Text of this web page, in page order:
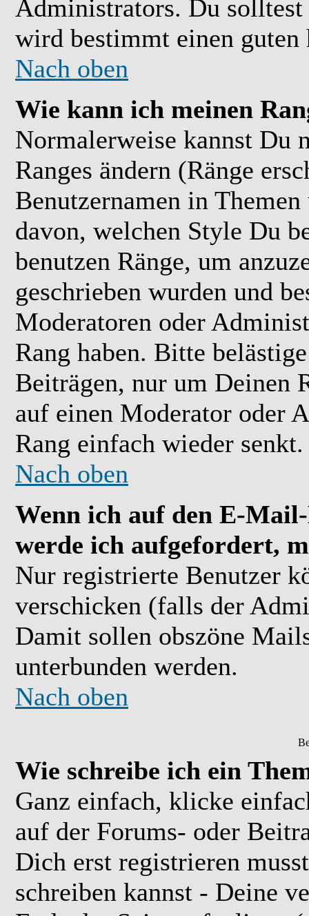
Administrators. Du
wird bestimmt einen guten
Nach oben
Wie kann ich meinen
Normalerweise kannst Du
Ranges ändern (Ränge
Benutzernamen in
davon, welchen Style Du
benutzen Ränge, um
geschrieben wurden und
Moderatoren oder
Rang haben. Bitte
Beiträgen, nur um Deinen
auf einen Moderator oder
Rang einfach wieder senkt.
Nach oben
Wenn ich auf den E-
werde ich aufgefordert,
Nur registrierte Benutzer
verschicken (falls der
Damit sollen obszöne
unterbunden werden.
Nach oben
Wie schreibe ich ein
Ganz einfach, klicke
auf der Forums- oder
Dich erst registrieren
schreiben kannst - Deine